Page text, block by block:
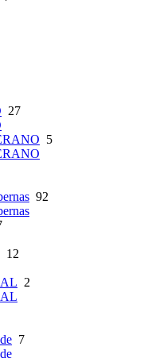
27
5
92
12
2
7